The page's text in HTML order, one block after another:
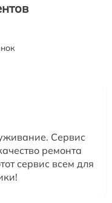
Сервис
ремонта
сервис всем для